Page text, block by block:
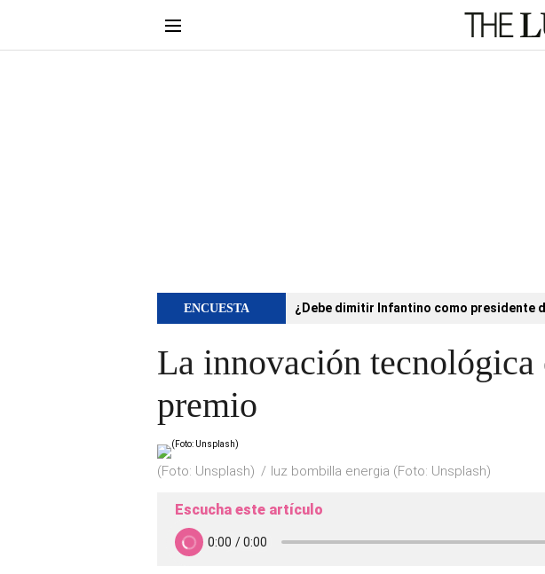
ENCUESTA ¿Debe dimitir Infantino como presidente
La innovación
premio
(Foto: Unsplash) luz bombilla energia (Foto: Unsplash)
Escucha este artículo